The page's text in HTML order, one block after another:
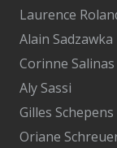
Laurence
Alain Sadzawka
Corinne Salinas
Aly Sassi
Gilles Schepens
Oriane